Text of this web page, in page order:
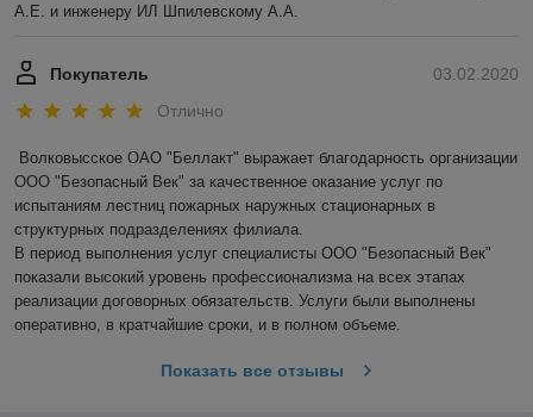
А.Е. и инженеру ИЛ Шпилевскому А.А.
03.02.2020
Покупатель
Отлично
Волковысское ОАО "Беллакт" выражает благодарность организации
ООО "Безопасный Век" за качественное оказание услуг по
испытаниям лестниц пожарных наружных стационарных в
структурных подразделениях филиала.
В период выполнения услуг специалисты ООО "Безопасный Век"
показали высокий уровень профессионализма на всех этапах
реализации договорных обязательств. Услуги были выполнены
оперативно, в кратчайшие сроки, и в полном объеме.
Показать все отзывы